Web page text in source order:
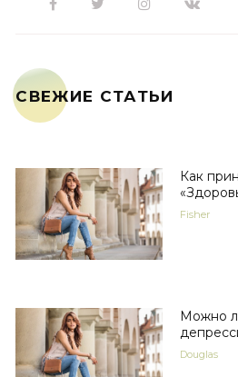
СВЕЖИЕ СТАТЬИ
Как
Fisher
Можно
Douglas